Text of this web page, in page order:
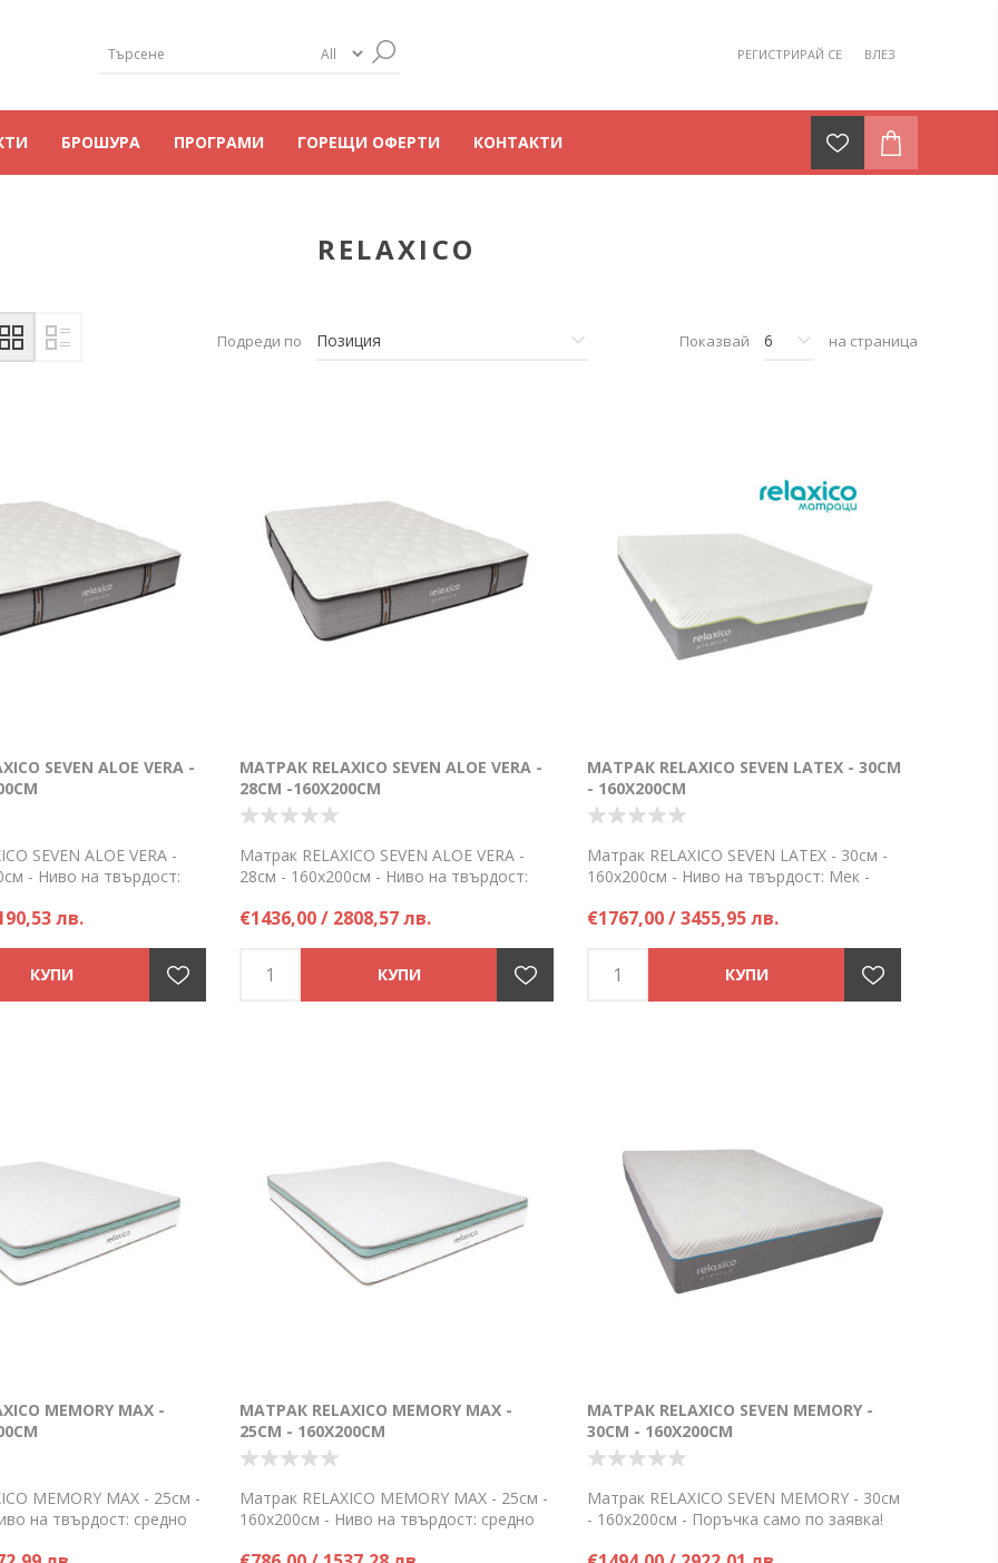
РЕГИСТРИРАЙ СЕ ВЛЕЗ
БРОШУРА ПРОГРАМИ ГОРЕЩИ ОФЕРТИ КОНТАКТИ
RELAXICO
Подреди по Показвай на страница
SEVEN ALOE VERA -
SEVEN ALOE VERA -
- Ниво на твърдост:
лв.
МАТРАК RELAXICO SEVEN ALOE VERA -
28СМ -160Х200СМ
Матрак RELAXICO SEVEN ALOE VERA -
28см - 160х200см - Ниво на твърдост:
по заявка!
€1436,00 / 2808,57 лв.
МАТРАК RELAXICO SEVEN LATEX - 30СМ
- 160Х200СМ
Матрак RELAXICO SEVEN LATEX - 30см -
160х200см - Ниво на твърдост: Мек -
Цена на брой
€1767,00 / 3455,95 лв.
MEMORY MAX -
MEMORY MAX - 25см -
на твърдост: средно
МАТРАК RELAXICO MEMORY MAX -
25СМ - 160Х200СМ
Матрак RELAXICO MEMORY MAX - 25см -
160х200см - Ниво на твърдост: средно
МАТРАК RELAXICO SEVEN MEMORY -
30СМ - 160Х200СМ
Матрак RELAXICO SEVEN MEMORY - 30см
- 160х200см - Поръчка само по заявка!